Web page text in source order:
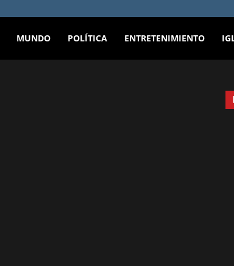
MUNDO POLÍTICA ENTRETENIMIENTO